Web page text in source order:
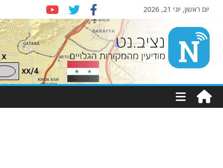
יום ראשון, יוני 21, 2026
Nziv.net
מודיעין
מהמקורות